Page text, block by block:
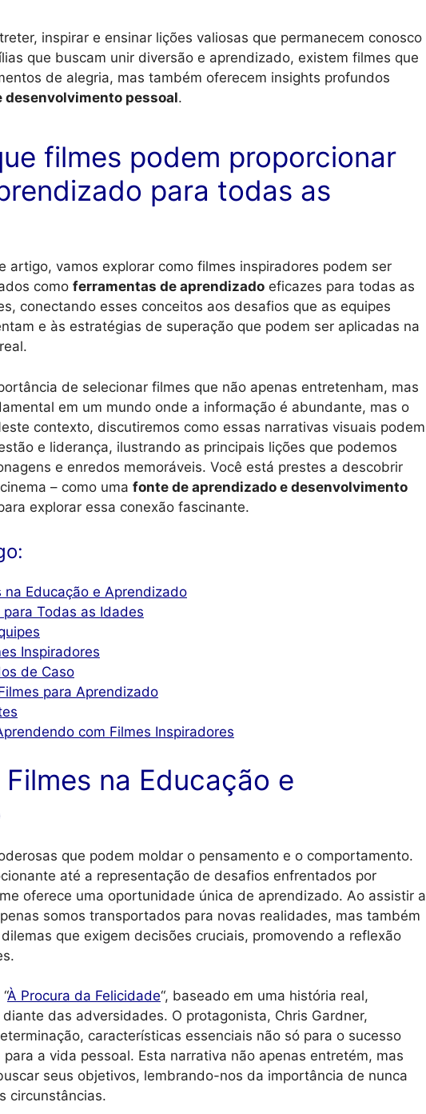
inspirar e ensinar lições valiosas que permanecem conosco
que buscam unir diversão e aprendizado, existem filmes que
de alegria, mas também oferecem insights profundos
desenvolvimento pessoal.
filmes podem proporcionar
para todas as
artigo, vamos explorar como filmes inspiradores podem ser
como ferramentas de aprendizado eficazes para todas as
conectando esses conceitos aos desafios que as equipes
e às estratégias de superação que podem ser aplicadas na
de selecionar filmes que não apenas entretenham, mas
em um mundo onde a informação é abundante, mas o
contexto, discutiremos como essas narrativas visuais podem
e liderança, ilustrando as principais lições que podemos
e enredos memoráveis. Você está prestes a descobrir
– como uma fonte de aprendizado e desenvolvimento
explorar essa conexão fascinante.
na Educação e Aprendizado
Todas as Idades
Inspiradores
de Caso
para Aprendizado
com Filmes Inspiradores
na Educação e
que podem moldar o pensamento e o comportamento.
até a representação de desafios enfrentados por
oferece uma oportunidade única de aprendizado. Ao assistir a
somos transportados para novas realidades, mas também
que exigem decisões cruciais, promovendo a reflexão
À Procura da Felicidade“, baseado em uma história real,
diante das adversidades. O protagonista, Chris Gardner,
características essenciais não só para o sucesso
a vida pessoal. Esta narrativa não apenas entretém, mas
seus objetivos, lembrando-nos da importância de nunca
circunstâncias.